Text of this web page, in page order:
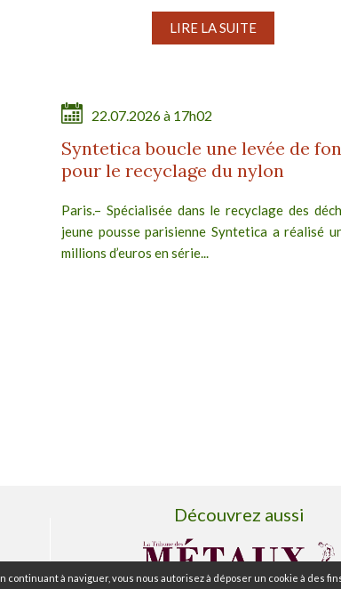
continuant à naviguer, vous nous autorisez à déposer un cookie à des
LIRE LA SUITE
22.07.2026 à 17h02
Syntetica boucle une levée de
pour le recyclage du nylon
Paris.– Spécialisée dans le recyclage des
jeune pousse parisienne Syntetica a réalisé
millions d’euros en série...
Découvrez aussi